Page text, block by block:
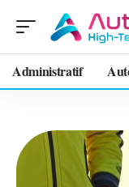
Administratif